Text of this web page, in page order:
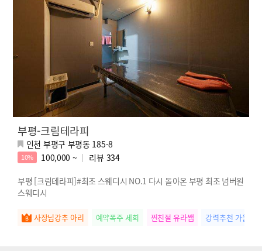
부평-크림테라피
인천 부평구 부평동 185-8
10% 100,000 ~ 리뷰 334
부평 [크림테라피]#최초 스웨디시 NO.1 다시 돌아온 부평 최초 넘버원
스웨디시
사장님강추 아리 예약폭주 세희 찐친절 유라쌤 강력추천 가을쌤